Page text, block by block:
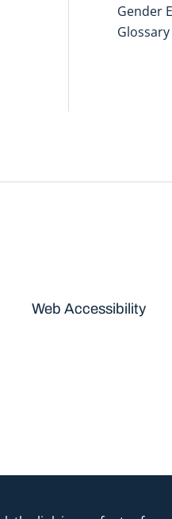
Gender
Web Accessibility